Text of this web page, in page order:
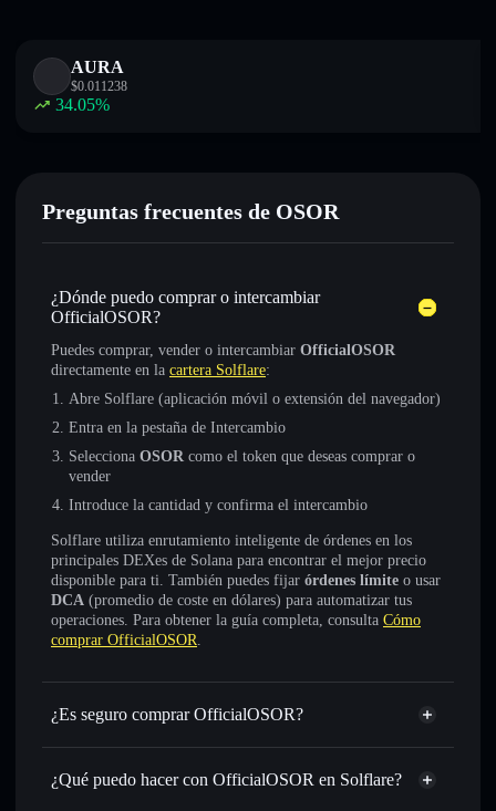
AURA
$0.011238
34.05%
Preguntas frecuentes de OSOR
¿Dónde puedo comprar o intercambiar
OfficialOSOR?
Puedes comprar, vender o intercambiar OfficialOSOR
directamente en la cartera Solflare:
Abre Solflare (aplicación móvil o extensión del navegador)
Entra en la pestaña de Intercambio
Selecciona OSOR como el token que deseas comprar o
vender
Introduce la cantidad y confirma el intercambio
Solflare utiliza enrutamiento inteligente de órdenes en los
principales DEXes de Solana para encontrar el mejor precio
disponible para ti. También puedes fijar órdenes límite o usar
DCA (promedio de coste en dólares) para automatizar tus
operaciones. Para obtener la guía completa, consulta Cómo
comprar OfficialOSOR.
¿Es seguro comprar OfficialOSOR?
OfficialOSOR no está verificado
¿Qué puedo hacer con OfficialOSOR en Solflare?